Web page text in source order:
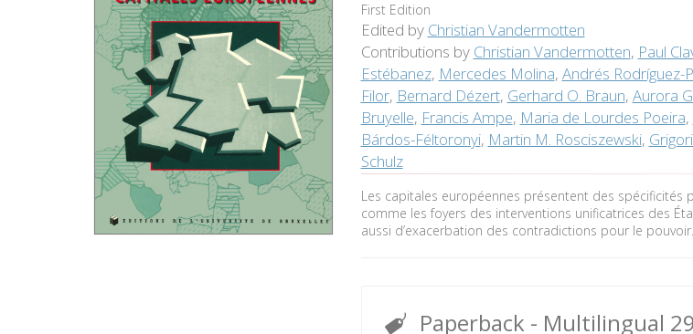
First Edition
Edited by Christian Vandermotten
Contributions by Christian Vandermotten, Paul
Estébanez, Mercedes Molina, Andrés Rodríguez-
Filor, Bernard Dézert, Gerhard O. Braun, Aurora
Bruyelle, Francis Ampe, Maria de Lourdes Poeira,
Bárdos-Féltoronyi, Martin M. Rosciszewski,
Schulz
Les capitales européennes présentent des spécificités
comme les foyers des interventions unificatrices des
aussi d’exacerbation des contradictions pour le pouvoir.
Paperback - Multilingual